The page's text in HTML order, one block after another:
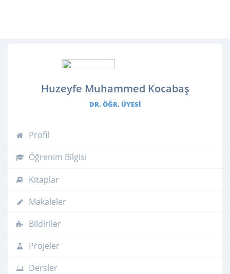
Huzeyfe Muhammed Kocabaş
DR. ÖĞR. ÜYESI
Profil
Öğrenim Bilgisi
Kitaplar
Makaleler
Bildiriler
Projeler
Dersler